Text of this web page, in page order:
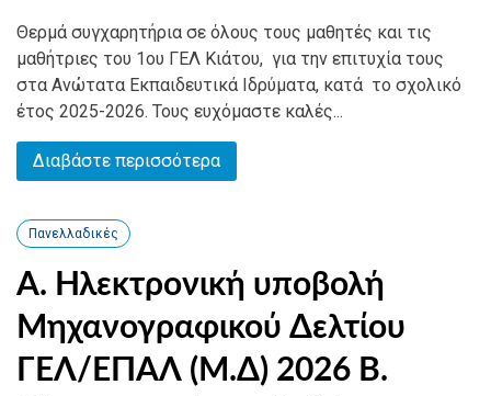
Θερμά συγχαρητήρια σε όλους τους μαθητές και τις
μαθήτριες του 1ου ΓΕΛ Κιάτου, για την επιτυχία τους
στα Ανώτατα Εκπαιδευτικά Ιδρύματα, κατά το σχολικό
έτος 2025-2026. Τους ευχόμαστε καλές...
Διαβάστε περισσότερα
Πανελλαδικές
Α. Ηλεκτρονική υποβολή
Μηχανογραφικού Δελτίου
ΓΕΛ/ΕΠΑΛ (Μ.Δ) 2026 Β.